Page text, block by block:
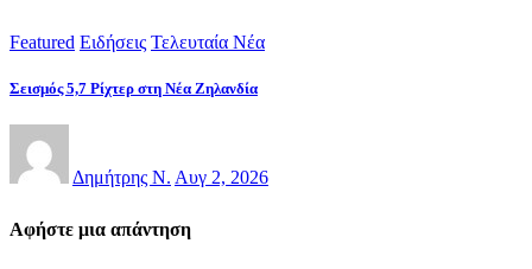
Featured Ειδήσεις Τελευταία Νέα
Σεισμός 5,7 Ρίχτερ στη Νέα Ζηλανδία
Δημήτρης Ν. Αυγ 2, 2026
Αφήστε μια απάντηση